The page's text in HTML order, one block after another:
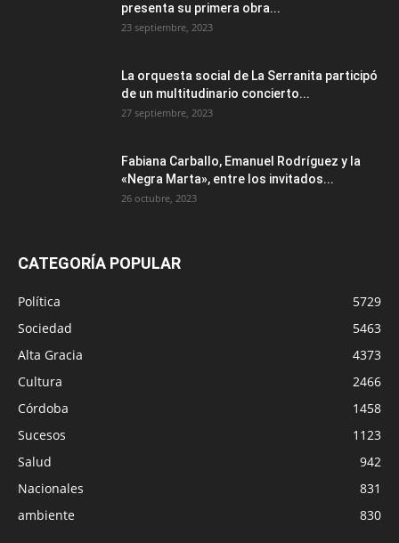
presenta su primera obra...
23 septiembre, 2023
La orquesta social de La Serranita participó
de un multitudinario concierto...
27 septiembre, 2023
Fabiana Carballo, Emanuel Rodríguez y la
«Negra Marta», entre los invitados...
26 octubre, 2023
CATEGORÍA POPULAR
Política
5729
Sociedad
5463
Alta Gracia
4373
Cultura
2466
Córdoba
1458
Sucesos
1123
Salud
942
Nacionales
831
ambiente
830